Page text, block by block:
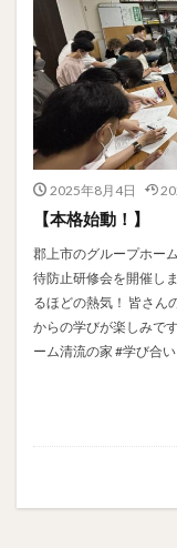
2025年8月4日
【本格始動！】
郡上市のグループホー
待防止研修会を開催し
るほどの熱気！ 皆さん
からの学びが楽しみで
ーム清流の家 #学び合